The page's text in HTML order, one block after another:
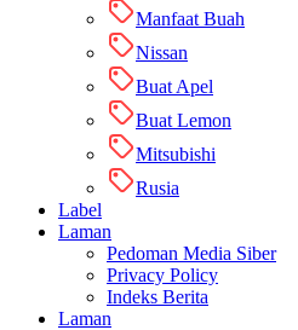
Manfaat Buah
Nissan
Buat Apel
Buat Lemon
Mitsubishi
Rusia
Label
Laman
Pedoman Media Siber
Privacy Policy
Indeks Berita
Laman